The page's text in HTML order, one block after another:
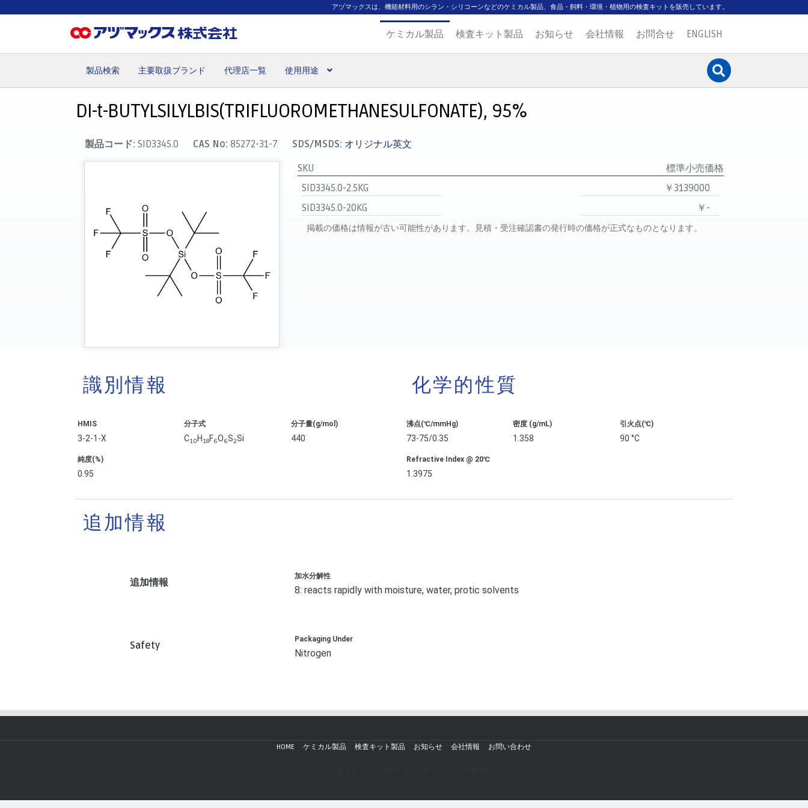
アヅマックスは、機能材料用のシラン・シリコーンなどのケミカル製品、食品・飼料・環境・植物用の検査キットを販売しています。
ケミカル製品 検査キット製品 お知らせ 会社情報 お問合せ ENGLISH
製品検索 主要取扱ブランド 代理店一覧 使用用途
DI-t-BUTYLSILYLBIS(TRIFLUOROMETHANESULFONATE), 95%
製品コード:SID3345.0 CAS No:85272-31-7 SDS/MSDS: オリジナル英文
SKU
標準小売価格
SID3345.0-2.5KG
￥3139000
SID3345.0-20KG
￥-
掲載の価格は情報が古い可能性があります。見積・受注確認書の発行時の価格が正式なものとなります。
識別情報
HMIS
3-2-1-X
分子式
C10H 18F6O6S2Si
分子量(g/mol)
440
純度(%)
0.95
化学的性質
沸点(℃/mmHg)
73-75/0.35
密度 (g/mL)
1.358
引火点(℃)
90 °C
Refractive Index @ 20℃
1.3975
追加情報
追加情報
加水分解性
8: reacts rapidly with moisture, water, protic solvents
Safety
Packaging Under
Nitrogen
HOME ケミカル製品 検査キット製品 お知らせ 会社情報 お問い合わせ